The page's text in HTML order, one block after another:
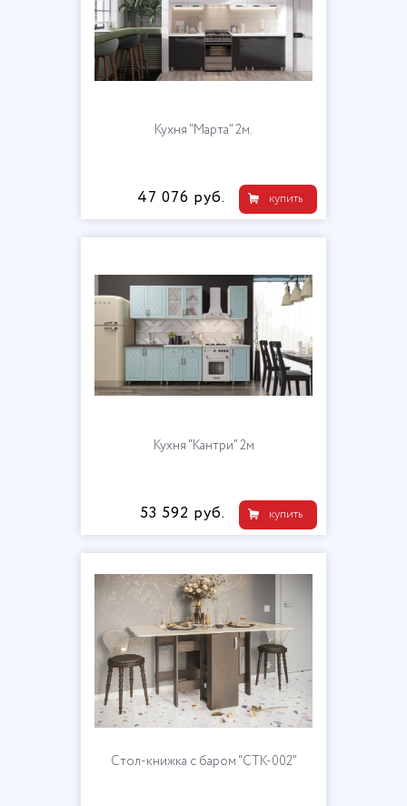
Кухня "Марта" 2м.
купить
47 076 руб.
Кухня "Кантри" 2м
купить
53 592 руб.
Cтол-книжка с баром "СТК-002"